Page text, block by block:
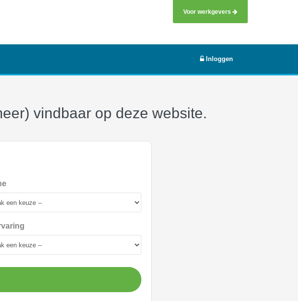
Voor werkgevers
Inloggen
vindbaar op deze website.